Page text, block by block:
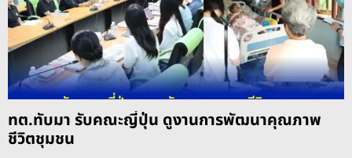
ทต.ทับมา รับคณะญี่ปุ่น ดูงานการพัฒนาคุณภาพ
ชีวิตชุมชน